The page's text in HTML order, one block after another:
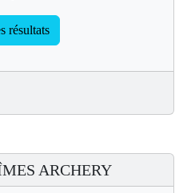
résultats
ARCHERY